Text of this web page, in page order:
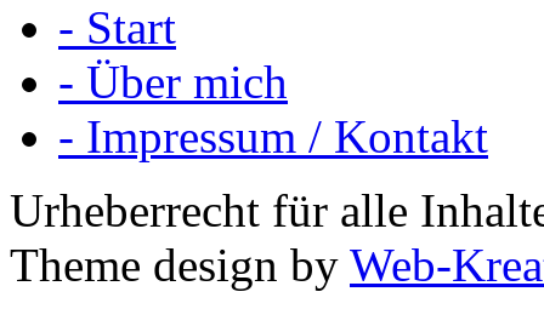
- Start
- Über mich
- Impressum / Kontakt
Urheberrecht für alle
Theme design by Web-